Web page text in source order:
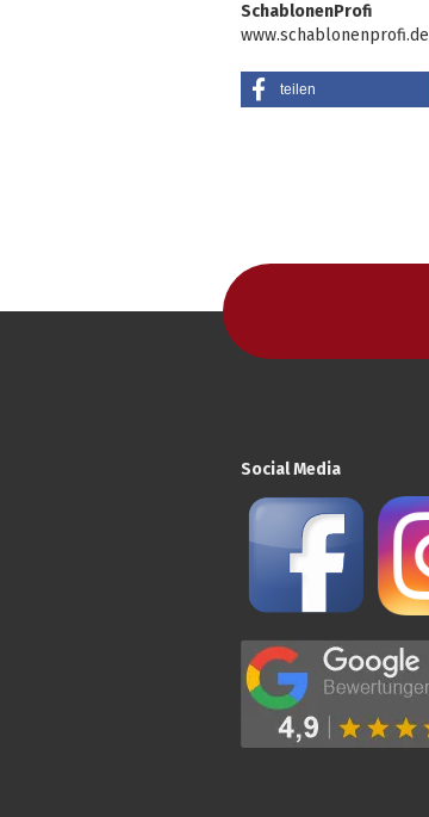
SchablonenProfi
www.schablonenprofi.de
teilen
Social Media